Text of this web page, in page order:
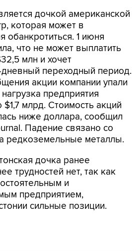
дочкой американской
которая может в
1 июня
что не может выплатить
млн и хочет
дневный переходный период.
акции компании упали
предприятия
$1,7 млрд. Стоимость акций
ниже доллара, сообщил
Падение связано со
редкоземельные металлы.
дочка ранее
трудностей нет, так как
и
предприятием,
сильные позиции.